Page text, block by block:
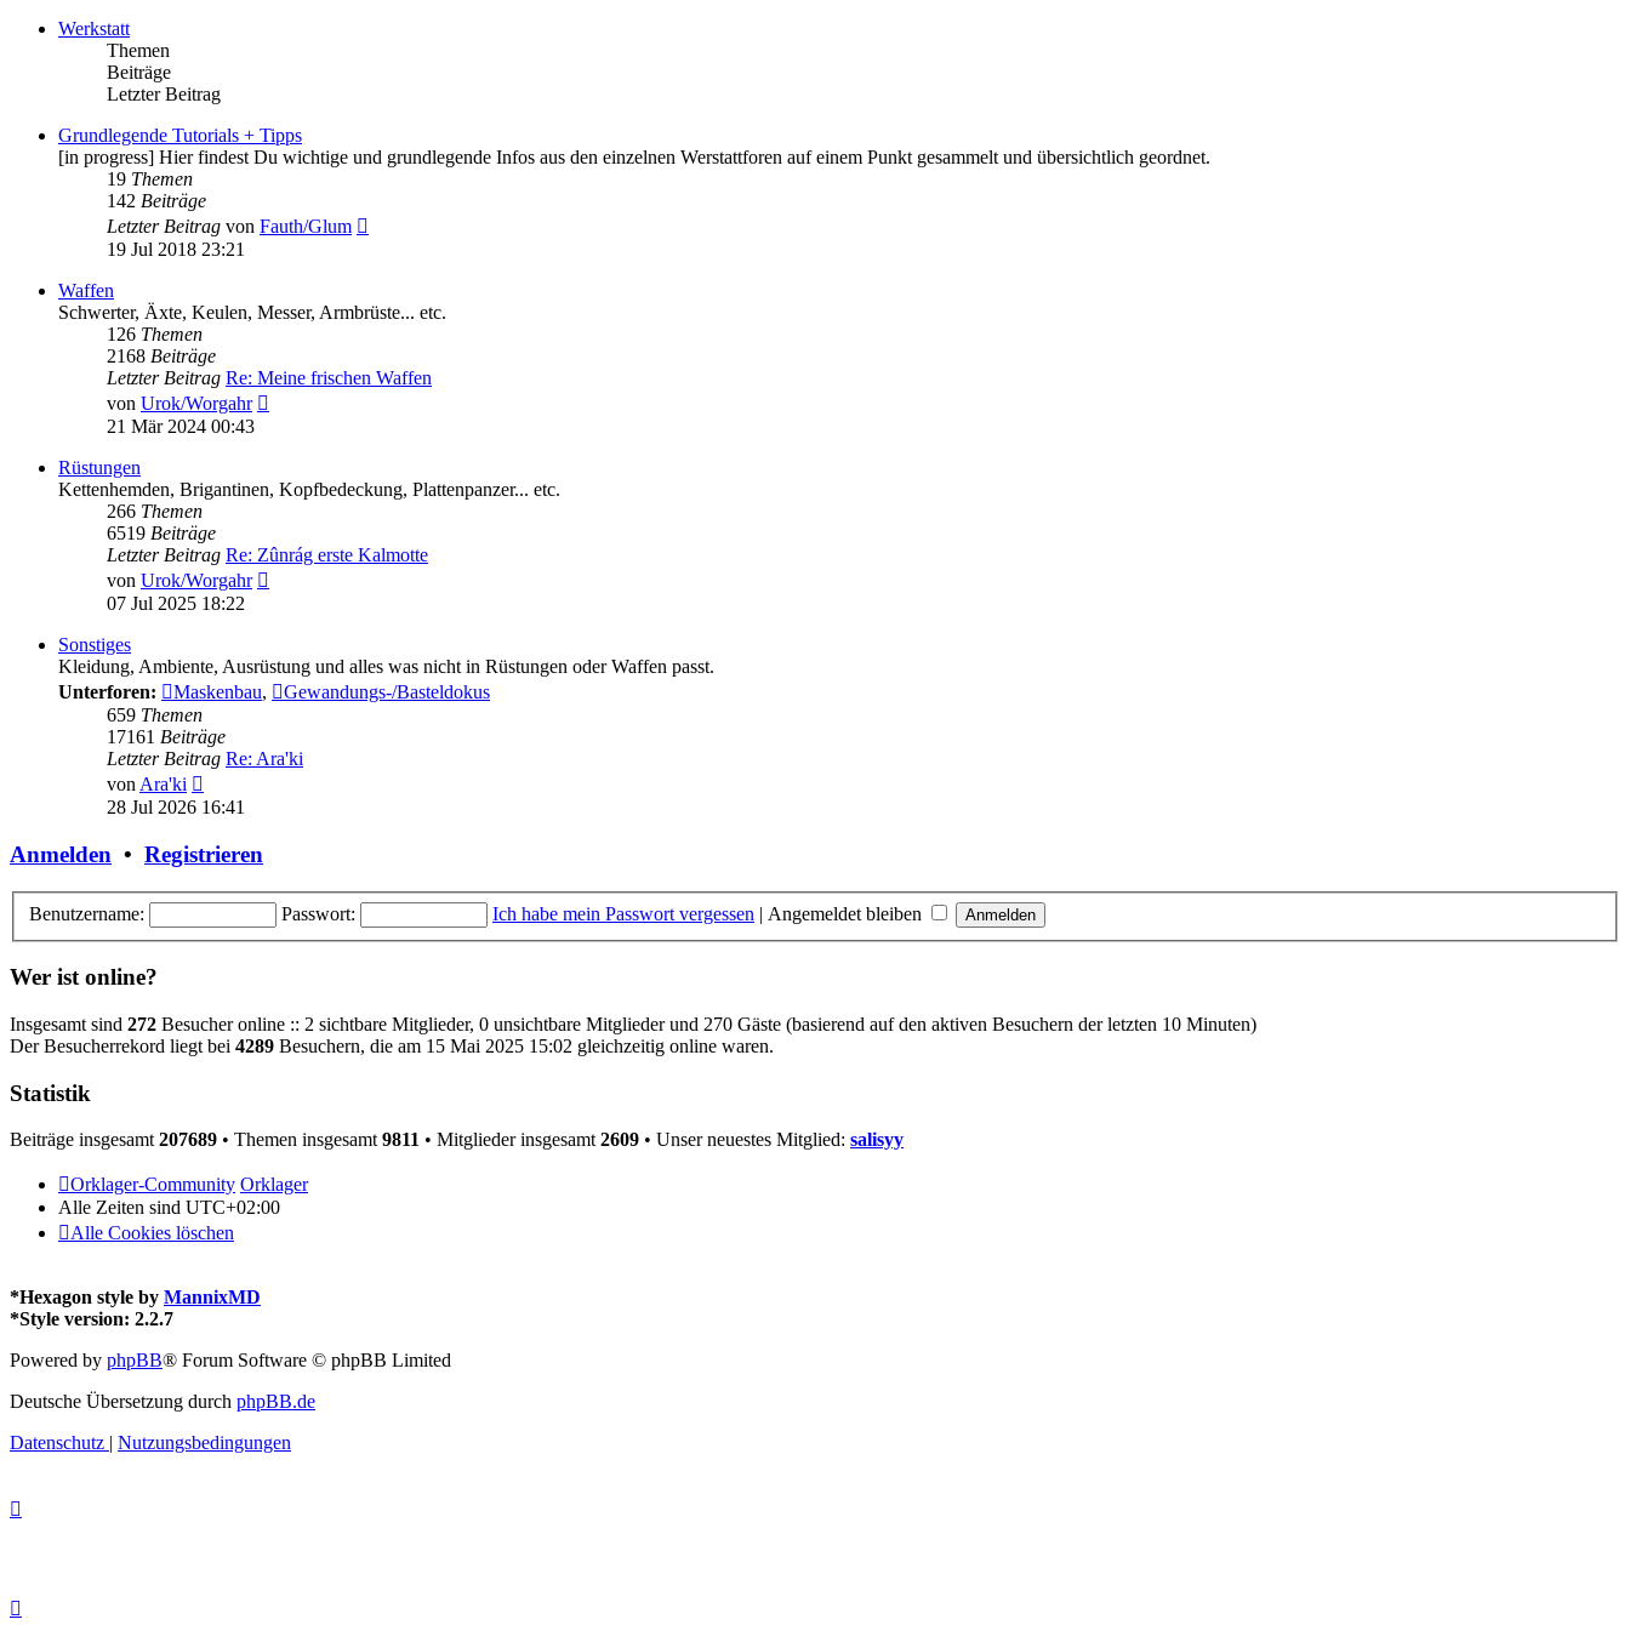
Werkstatt
Themen
Beiträge
Letzter Beitrag
Grundlegende Tutorials + Tipps
[in progress] Hier findest Du wichtige und grundlegende Infos aus den einzelnen Werstattforen auf einem Punkt gesammelt und übersichtlich geordnet.
19 Themen
142 Beiträge
Letzter Beitrag von Fauth/Glum
19 Jul 2018 23:21
Waffen
Schwerter, Äxte, Keulen, Messer, Armbrüste... etc.
126 Themen
2168 Beiträge
Letzter Beitrag Re: Meine frischen Waffen
von Urok/Worgahr
21 Mär 2024 00:43
Rüstungen
Kettenhemden, Brigantinen, Kopfbedeckung, Plattenpanzer... etc.
266 Themen
6519 Beiträge
Letzter Beitrag Re: Zûnrág erste Kalmotte
von Urok/Worgahr
07 Jul 2025 18:22
Sonstiges
Kleidung, Ambiente, Ausrüstung und alles was nicht in Rüstungen oder Waffen passt.
Unterforen:
Maskenbau,
Gewandungs-/Basteldokus
659 Themen
17161 Beiträge
Letzter Beitrag Re: Ara'ki
vonAra'ki
Beitrag
28 Jul 2026 16:41
Anmelden • Registrieren
Benutzername: Passwort: Ich habe mein Passwort vergessen | Angemeldet bleiben
Wer ist online?
Insgesamt sind 272 Besucher online :: 2 sichtbare Mitglieder, 0 unsichtbare Mitglieder und 270 Gäste (basierend auf den aktiven Besuchern der letzten 10 Minuten)
Der Besucherrekord liegt bei 4289 Besuchern, die am 15 Mai 2025 15:02 gleichzeitig online waren.
Statistik
Beiträge insgesamt 207689 • Themen insgesamt 9811 • Mitglieder insgesamt 2609 • Unser neuestes Mitglied: salisyy
Orklager-Community Orklager
Alle Zeiten sind UTC+02:00
Alle Cookies löschen
*Hexagon style by MannixMD
*Style version: 2.2.7
Powered by phpBB® Forum Software © phpBB Limited
Deutsche Übersetzung durch phpBB.de
Datenschutz | Nutzungsbedingungen